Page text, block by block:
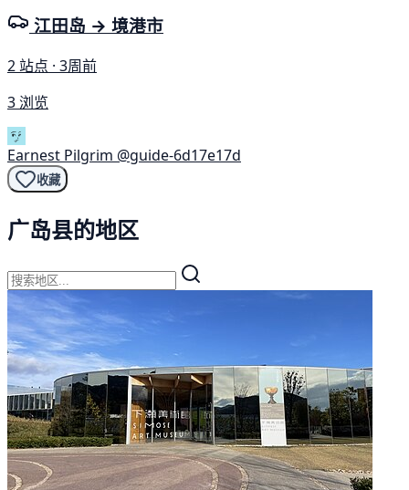
江田岛 → 境港市
2 站点 · 3周前
3 浏览
Earnest Pilgrim @guide-6d17e17d
收藏
广岛县的地区